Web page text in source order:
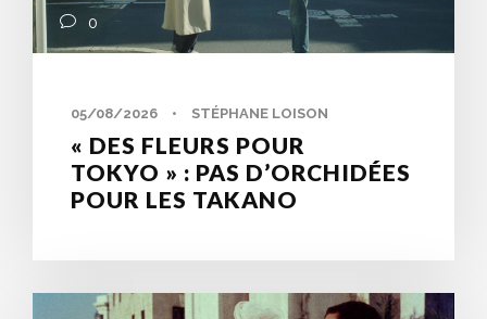
0
05/08/2026 • STÉPHANE LOISON
« DES FLEURS POUR
TOKYO » : PAS D’ORCHIDÉES
POUR LES TAKANO